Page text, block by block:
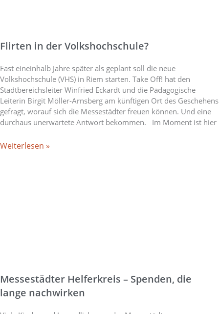
Flirten in der Volkshochschule?
Fast eineinhalb Jahre später als geplant soll die neue
Volkshochschule (VHS) in Riem starten. Take Off! hat den
Stadtbereichsleiter Winfried Eckardt und die Pädagogische
Leiterin Birgit Möller-Arnsberg am künftigen Ort des Geschehens
gefragt, worauf sich die Messestädter freuen können. Und eine
durchaus unerwartete Antwort bekommen. Im Moment ist hier
Weiterlesen »
Messestädter Helferkreis – Spenden, die
lange nachwirken